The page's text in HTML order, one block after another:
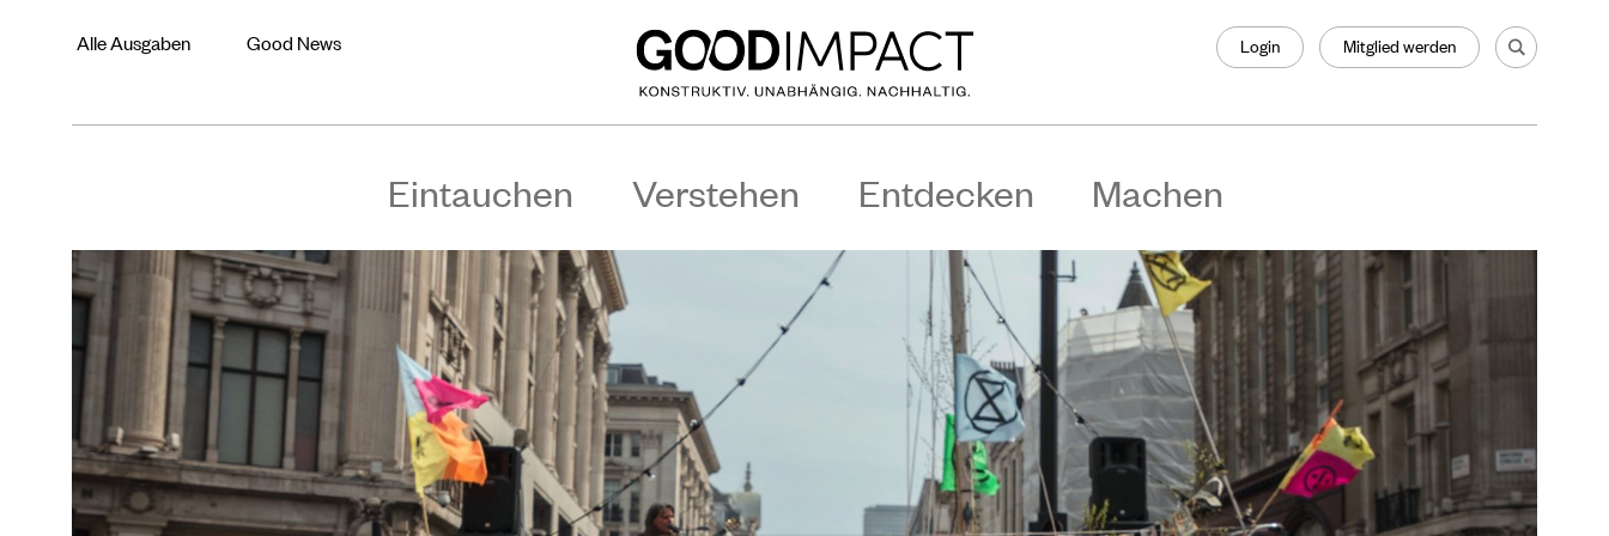
Alle Ausgaben Good News Login Mitglied werden
Eintauchen Verstehen Entdecken Machen